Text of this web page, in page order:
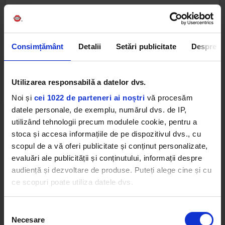
Consimțământ Detalii Setări publicitate Despre
Utilizarea responsabilă a datelor dvs.
Noi și cei 1022 de parteneri ai noștri vă procesăm
datele personale, de exemplu, numărul dvs. de IP,
utilizând tehnologii precum modulele cookie, pentru a
stoca și accesa informațiile de pe dispozitivul dvs., cu
scopul de a vă oferi publicitate și conținut personalizate,
evaluări ale publicității și conținutului, informații despre
audiență și dezvoltare de produse. Puteți alege cine și cu
ce scopuri poate utiliza datele dvs.
Să colectăm informațiile cu privire la locația dvs.
consimțământului
Necesare
Web radios
Rock 80s & 90s
METALLICA– SAD BUT TRUE
Rock Blues
LITTLE WALTER
Cele mai ascultate playlist-uri
PANANARAMA Radio
BOSQUITO–HOPA, HOPA!
KLANGKARUSSELL, KABA, DELA SUR, WILL HEARD–